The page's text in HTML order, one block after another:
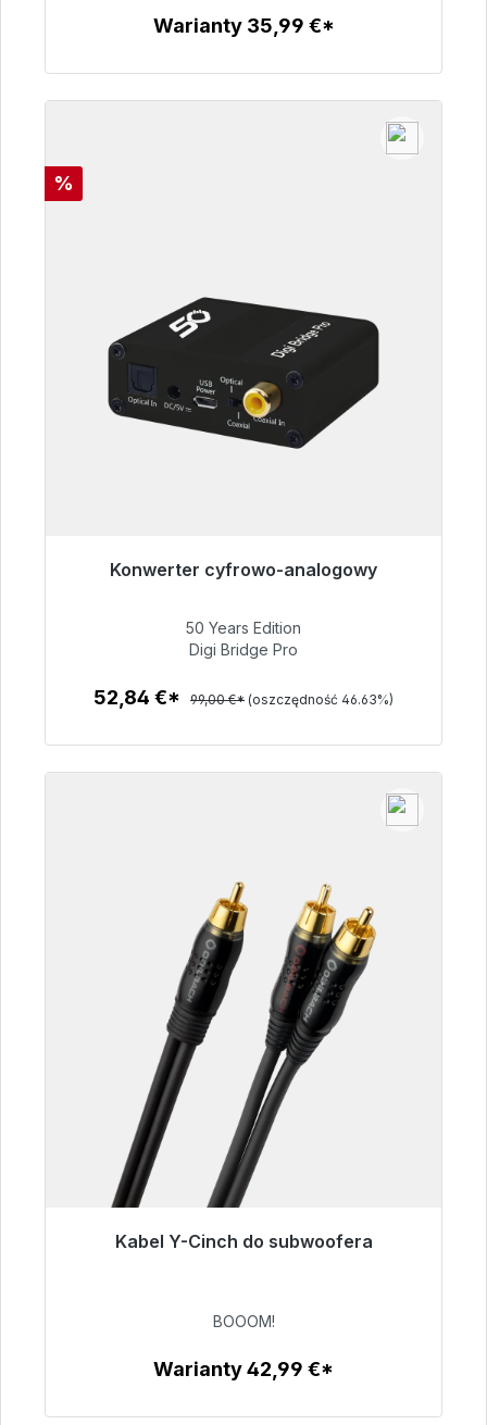
Warianty 35,99 €*
Rabat
%
Konwerter cyfrowo-analogowy
Gotowy do natychmiastowej wysyłki, czas
52,84 €
50 Years Edition
Digi Bridge Pro
52,84 €* 99,00 €* (oszczędność 46.63%)
Kabel Y-Cinch do subwoofera
Gotowy do natychmiastowej wysyłki, czas
53,49 €
BOOOM!
Warianty 42,99 €*